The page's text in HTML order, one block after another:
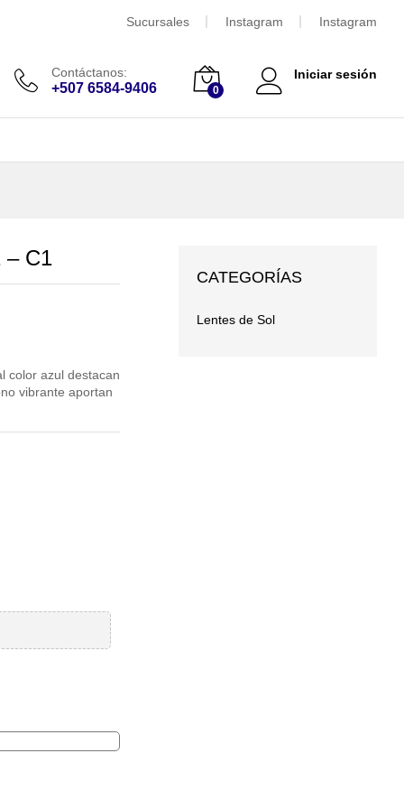
Sucursales Instagram Instagram
Contáctanos:
+507 6584-9406 0
Iniciar sesión
– C1
color azul destacan
vibrante aportan
CATEGORÍAS
Lentes de Sol
$50.00 Añadir al carrito